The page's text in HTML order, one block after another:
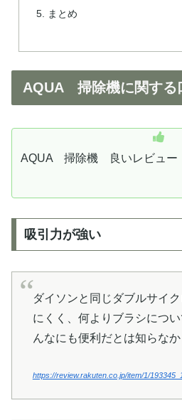
まとめ
AQUA 掃除機に関する
AQUA 掃除機 良いレビュー
吸引力が強い
ダイソンと同じダブルサイ
にくく、何よりブラシにつ
んなにも便利だとは知らなか
https://review.rakuten.co.jp/item/1/